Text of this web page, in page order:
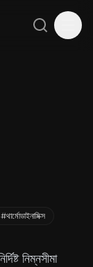
Search
#থার্মোডাইনামিক্স
নিম্নসীমা